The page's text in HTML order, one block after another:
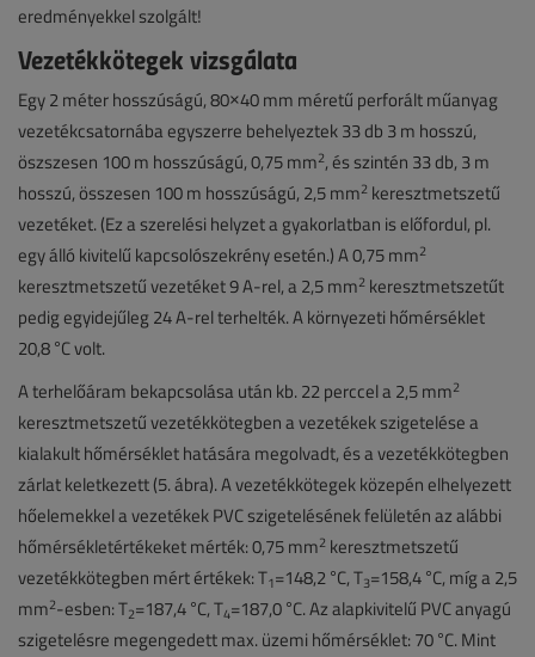
eredményekkel szolgált!
Vezetékkötegek vizsgálata
Egy 2 méter hosszúságú, 80×40 mm méretű perforált műanyag
vezetékcsatornába egyszerre behelyeztek 33 db 3 m hosszú,
öszszesen 100 m hosszúságú, 0,75 mm2, és szintén 33 db, 3 m
hosszú, összesen 100 m hosszúságú, 2,5 mm2 keresztmetszetű
vezetéket. (Ez a szerelési helyzet a gyakorlatban is előfordul, pl.
egy álló kivitelű kapcsolószekrény esetén.) A 0,75 mm2
keresztmetszetű vezetéket 9 A-rel, a 2,5 mm2 keresztmetszetűt
pedig egyidejűleg 24 A-rel terhelték. A környezeti hőmérséklet
20,8 °C volt.
A terhelőáram bekapcsolása után kb. 22 perccel a 2,5 mm2
keresztmetszetű vezetékkötegben a vezetékek szigetelése a
kialakult hőmérséklet hatására megolvadt, és a vezetékkötegben
zárlat keletkezett (5. ábra). A vezetékkötegek közepén elhelyezett
hőelemekkel a vezetékek PVC szigetelésének felületén az alábbi
hőmérsékletértékeket mérték: 0,75 mm2 keresztmetszetű
vezetékkötegben mért értékek: T1=148,2 °C, T3=158,4 °C, míg a 2,5
mm2-esben: T2=187,4 °C, T4=187,0 °C. Az alapkivitelű PVC anyagú
szigetelésre megengedett max. üzemi hőmérséklet: 70 °C. Mint